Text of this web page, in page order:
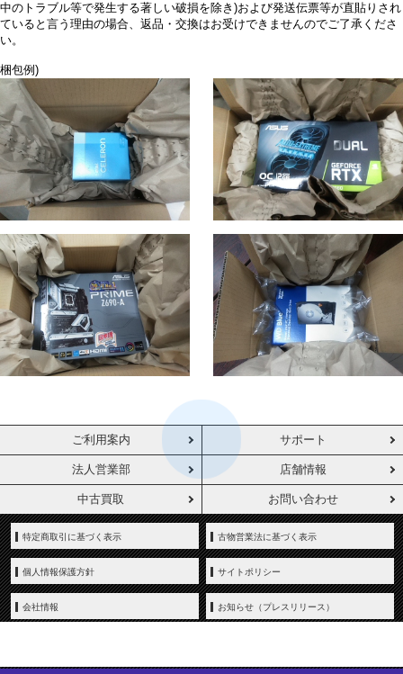
中のトラブル等で発生する著しい破損を除き)および発送伝票等が直貼りされ
ていると言う理由の場合、返品・交換はお受けできませんのでご了承くださ
い。
梱包例)
ご利用案内 サポート
法人営業部 店舗情報
中古買取 お問い合わせ
特定商取引に基づく表示 古物営業法に基づく表示
個人情報保護方針 サイトポリシー
会社情報 お知らせ（プレスリリース）